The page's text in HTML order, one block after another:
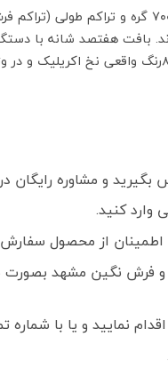
و مشاوره رایگان
کنید.
محصول سفارش داده شده
فرش نگین مشهد بصورت
نمایید و یا با شماره